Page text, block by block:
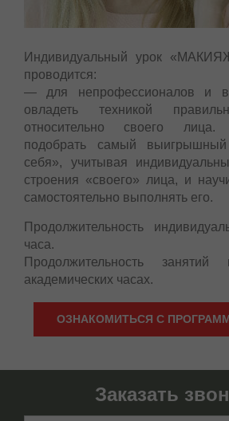
Индивидуальный урок
проводится:
— для непрофессионалов и
овладеть техникой
относительно своего
подобрать самый
себя», учитывая
строения «своего» лица, и
самостоятельно выполнять его.
Продолжительность
часа.
Продолжительность занятий
академических часах.
ОЗНАКОМИТЬСЯ С
Заказать